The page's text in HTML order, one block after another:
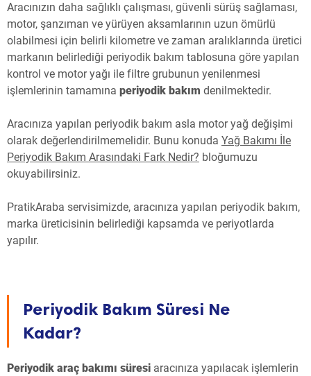
Aracınızın daha sağlıklı çalışması, güvenli sürüş sağlaması,
motor, şanzıman ve yürüyen aksamlarının uzun ömürlü
olabilmesi için belirli kilometre ve zaman aralıklarında üretici
markanın belirlediği periyodik bakım tablosuna göre yapılan
kontrol ve motor yağı ile filtre grubunun yenilenmesi
işlemlerinin tamamına periyodik bakım denilmektedir.
Aracınıza yapılan periyodik bakım asla motor yağ değişimi
olarak değerlendirilmemelidir. Bunu konuda Yağ Bakımı İle
Periyodik Bakım Arasındaki Fark Nedir? bloğumuzu
okuyabilirsiniz.
PratikAraba servisimizde, aracınıza yapılan periyodik bakım,
marka üreticisinin belirlediği kapsamda ve periyotlarda
yapılır.
Periyodik Bakım Süresi Ne
Kadar?
Periyodik araç bakımı süresi aracınıza yapılacak işlemlerin